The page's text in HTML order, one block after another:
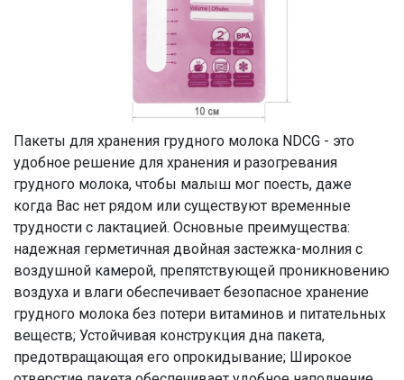
Пакеты для хранения грудного молока NDCG - это
удобное решение для хранения и разогревания
грудного молока, чтобы малыш мог поесть, даже
когда Вас нет рядом или существуют временные
трудности с лактацией. Основные преимущества:
надежная герметичная двойная застежка-молния с
воздушной камерой, препятствующей проникновению
воздуха и влаги обеспечивает безопасное хранение
грудного молока без потери витаминов и питательных
веществ; Устойчивая конструкция дна пакета,
предотвращающая его опрокидывание; Широкое